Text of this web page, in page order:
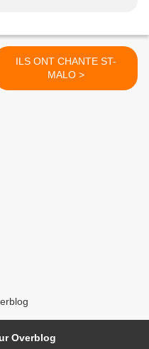
ILS ONT CHANTE ST-
MALO >
Overblog